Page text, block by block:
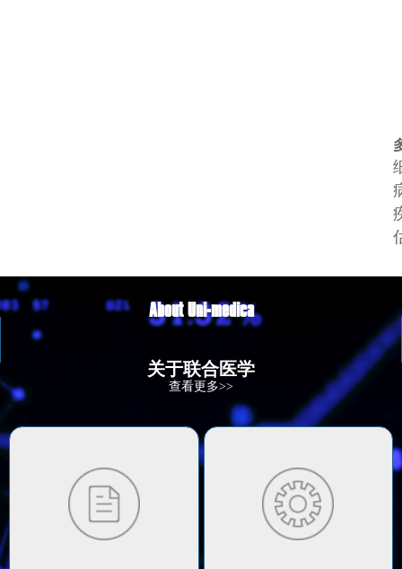
About Uni-medica
关于联合医学
查看更多>>